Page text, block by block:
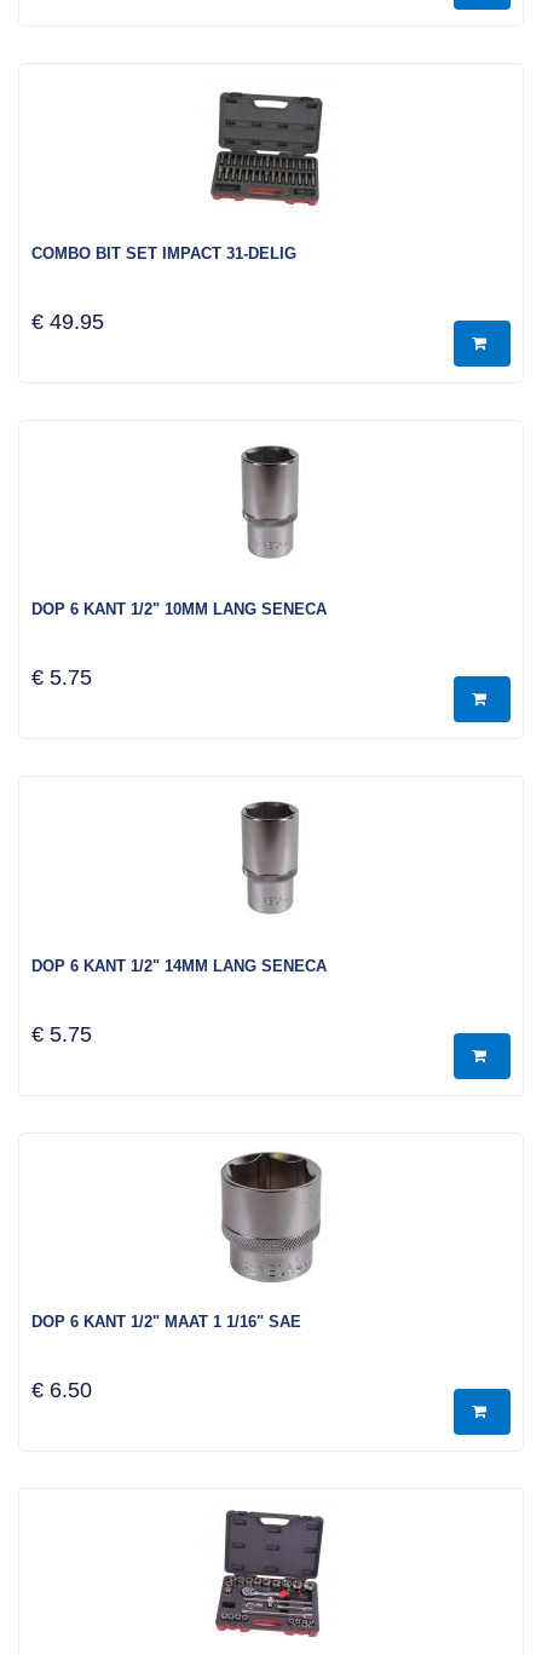
COMBO BIT SET IMPACT 31-DELIG
€ 49.95
DOP 6 KANT 1/2" 10MM LANG SENECA
€ 5.75
DOP 6 KANT 1/2" 14MM LANG SENECA
€ 5.75
DOP 6 KANT 1/2" MAAT 1 1/16" SAE
€ 6.50